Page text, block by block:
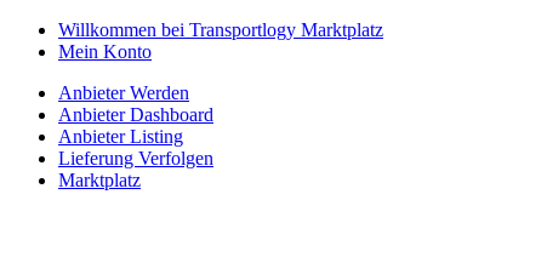
Navigation
Zum
Inhalt
Willkommen bei Transportlogy Marktplatz
Mein Konto
Anbieter Werden
Anbieter Dashboard
Anbieter Listing
Lieferung Verfolgen
Marktplatz